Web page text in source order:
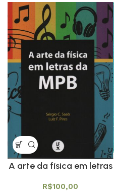
A arte da física em letras
R$100,00